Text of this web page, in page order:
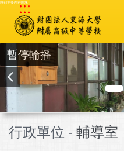
跳到主要內容區塊
:::
暫停輪播
行政單位 - 輔導室